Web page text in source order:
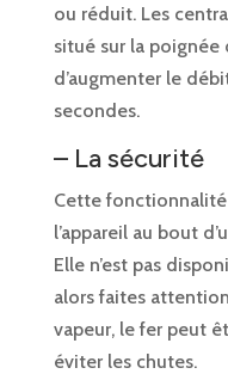
ou réduit. Les
situé sur la
d’augmenter le
secondes.
– La sécurité
Cette
l’appareil au bout
Elle n’est pas
alors faites
vapeur, le fer peut
éviter les chutes.